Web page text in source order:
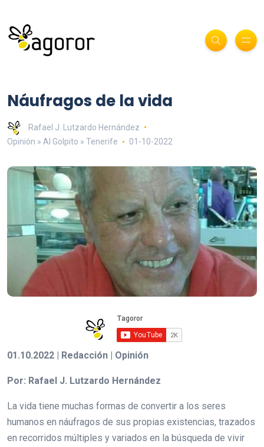
Náufragos de la vida
Rafael J. Lutzardo Hernández
Opinión » Al Golpito » Tenerife
01-10-2022
01.10.2022 | Redacción | Opinión
Por: Rafael J. Lutzardo Hernández
La vida tiene muchas formas de convertir a los seres
humanos en náufragos de sus propias existencias, trazados
en recorridos múltiples y variados en la búsqueda de vivir